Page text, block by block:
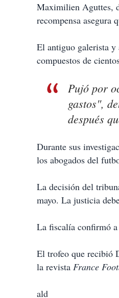
Maximilien Aguttes,
recompensa asegura
El antiguo galerista y
compuestos de
Pujó por
gastos",
después
Durante sus
los abogados del
La decisión del
mayo. La justicia
La fiscalía confirmó
El trofeo que recibió
la revista France
ald